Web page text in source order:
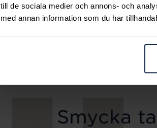
till de sociala medier och annons- och
med annan information som du har
Lily and Rose
Emily pearl bracelet -
Ivory
Thomas
Halsband
Pris:999
999 kr
Smycka